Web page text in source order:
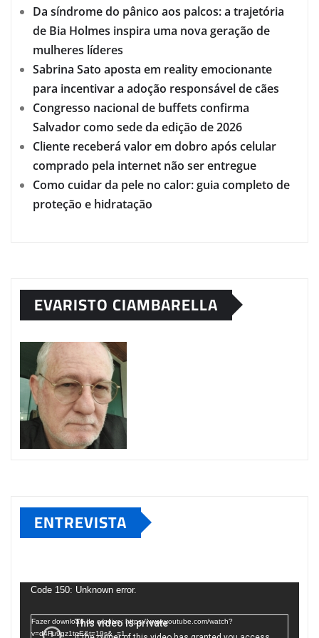
Da síndrome do pânico aos palcos: a trajetória
de Bia Holmes inspira uma nova geração de
mulheres líderes
Sabrina Sato aposta em reality emocionante
para incentivar a adoção responsável de cães
Congresso nacional de buffets confirma
Salvador como sede da edição de 2026
Cliente receberá valor em dobro após celular
comprado pela internet não ser entregue
Como cuidar da pele no calor: guia completo de
proteção e hidratação
EVARISTO CIAMBARELLA
ENTREVISTA
deCode 150: Unknown error.
Fazer download do arquivo: https://www.youtube.com/watch?
v=d4Fu9gz1tqE&t=19s&_=1